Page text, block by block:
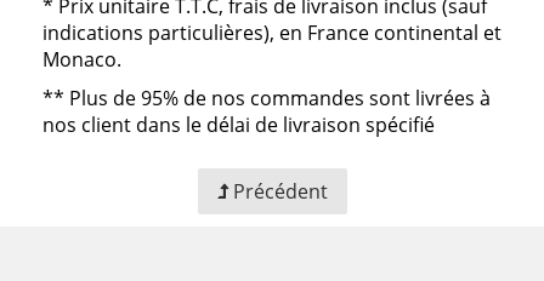
* Prix unitaire T.T.C, frais de livraison inclus (sauf
indications particulières), en France continental et
Monaco.
** Plus de 95% de nos commandes sont livrées à
nos client dans le délai de livraison spécifié
Précédent